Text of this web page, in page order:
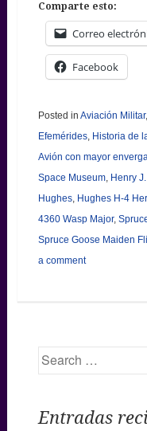
Comparte esto:
Correo
Facebook
Posted in Aviación Militar,
Efemérides, Historia de
Avión con mayor
Space Museum, Henry
Hughes, Hughes H-4
4360 Wasp Major,
Spruce Goose Maiden
a comment
Search
Entradas